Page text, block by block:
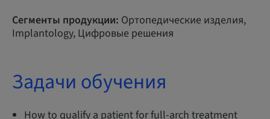
Сегменты продукции: Ортопедические изделия,
Implantology, Цифровые решения
Задачи обучения
How to qualify a patient for full-arch treatment